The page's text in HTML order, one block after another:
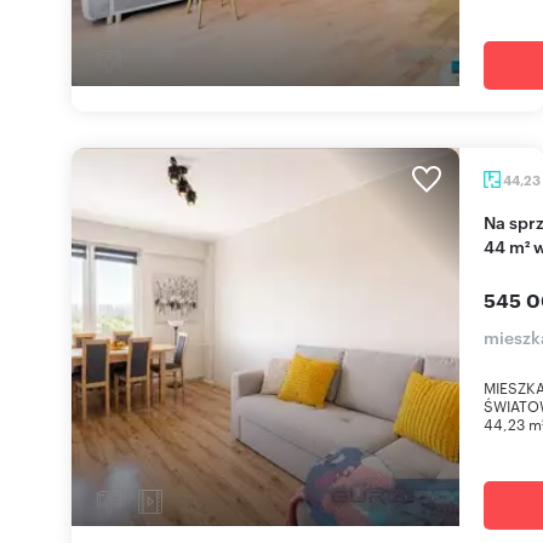
44,23
Na sprzedaż przestronne 2-pokojowe mieszkanie
44 m²
545
44,23